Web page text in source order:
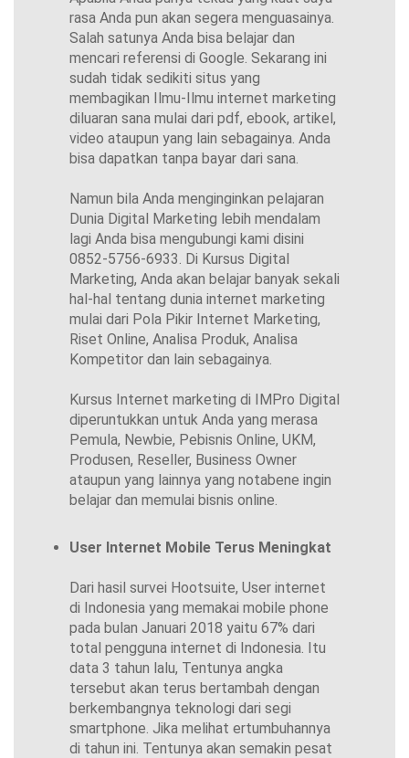
rasa Anda pun akan segera menguasainya.
Salah satunya Anda bisa belajar dan
mencari referensi di Google. Sekarang ini
sudah tidak sedikiti situs yang
membagikan Ilmu-Ilmu internet marketing
diluaran sana mulai dari pdf, ebook, artikel,
video ataupun yang lain sebagainya. Anda
bisa dapatkan tanpa bayar dari sana.
Namun bila Anda menginginkan pelajaran
Dunia Digital Marketing lebih mendalam
lagi Anda bisa mengubungi kami disini
0852-5756-6933. Di Kursus Digital
Marketing, Anda akan belajar banyak sekali
hal-hal tentang dunia internet marketing
mulai dari Pola Pikir Internet Marketing,
Riset Online, Analisa Produk, Analisa
Kompetitor dan lain sebagainya.
Kursus Internet marketing di IMPro Digital
diperuntukkan untuk Anda yang merasa
Pemula, Newbie, Pebisnis Online, UKM,
Produsen, Reseller, Business Owner
ataupun yang lainnya yang notabene ingin
belajar dan memulai bisnis online.
User Internet Mobile Terus Meningkat
Dari hasil survei Hootsuite, User internet
di Indonesia yang memakai mobile phone
pada bulan Januari 2018 yaitu 67% dari
total pengguna internet di Indonesia. Itu
data 3 tahun lalu, Tentunya angka
tersebut akan terus bertambah dengan
berkembangnya teknologi dari segi
smartphone. Jika melihat ertumbuhannya
di tahun ini. Tentunya akan semakin pesat